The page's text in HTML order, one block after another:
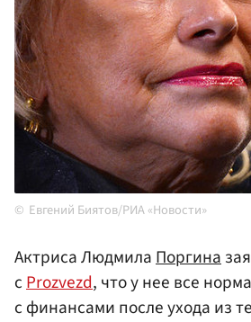
Евгений Биятов/РИА «Новости»
Актриса ЛюдмилаПоргина
сProzvezd, что у нее все
с финансами после ухода из